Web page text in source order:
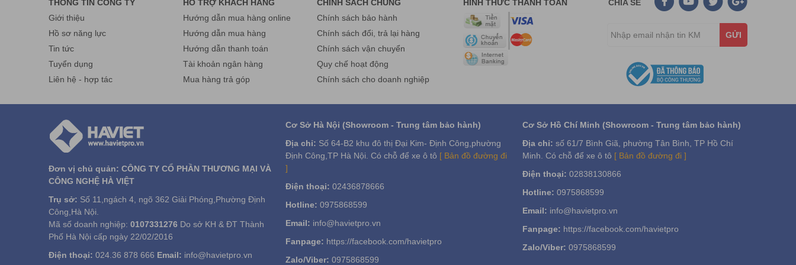
THÔNG TIN CÔNG TY
Giới thiệu
Hồ sơ năng lực
Tin tức
Tuyển dụng
Liên hệ - hợp tác
HỖ TRỢ KHÁCH HÀNG
Hướng dẫn mua hàng online
Hướng dẫn mua hàng
Hướng dẫn thanh toán
Tài khoản ngân hàng
Mua hàng trả góp
CHÍNH SÁCH CHUNG
Chính sách bảo hành
Chính sách đổi, trả lại hàng
Chính sách vận chuyển
Quy chế hoạt động
Chính sách cho doanh nghiệp
HÌNH THỨC THANH TOÁN CHIA SẺ
GỬI
Đơn vị chủ quản: CÔNG TY CỔ PHẦN THƯƠNG MẠI VÀ
CÔNG NGHỆ HÀ VIỆT
Trụ sở: Số 11,ngách 4, ngõ 362 Giải Phóng,Phường Định
Công,Hà Nội.
Mã số doanh nghiệp: 0107331276 Do sở KH & ĐT Thành
Phố Hà Nội cấp ngày 22/02/2016
Điện thoại: 024.36 878 666 Email: info@havietpro.vn
Cơ Sở Hà Nội (Showroom - Trung tâm bảo hành)
Địa chỉ: Số 64-B2 khu đô thị Đại Kim- Định Công,phường
Định Công,TP Hà Nội. Có chỗ để xe ô tô [ Bản đồ đường đi
]
Điện thoại: 02436878666
Hotline: 0975868599
Email: info@havietpro.vn
Fanpage: https://facebook.com/havietpro
Zalo/Viber: 0975868599
Cơ Sở Hồ Chí Minh (Showroom - Trung tâm bảo hành)
Địa chỉ: số 61/7 Bình Giã, phường Tân Bình, TP Hồ Chí
Minh. Có chỗ để xe ô tô [ Bản đồ đường đi ]
Điện thoại: 02838130866
Hotline: 0975868599
Email: info@havietpro.vn
Fanpage: https://facebook.com/havietpro
Zalo/Viber: 0975868599